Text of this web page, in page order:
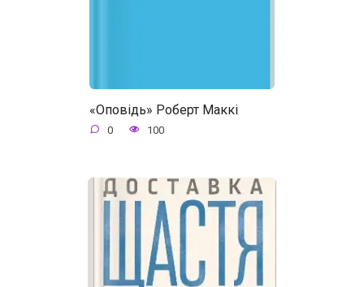
«Оповідь» Роберт Маккі
0 100